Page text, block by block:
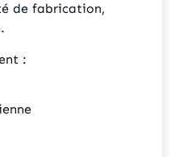
de fabrication,
: